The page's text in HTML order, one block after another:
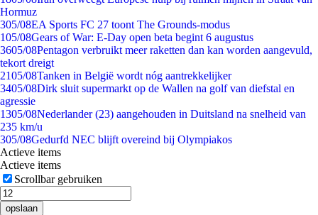
Hormuz
305/08EA Sports FC 27 toont The Grounds-modus
105/08Gears of War: E-Day open beta begint 6 augustus
3605/08Pentagon verbruikt meer raketten dan kan worden aangevuld,
tekort dreigt
2105/08Tanken in België wordt nóg aantrekkelijker
3405/08Dirk sluit supermarkt op de Wallen na golf van diefstal en
agressie
1305/08Nederlander (23) aangehouden in Duitsland na snelheid van
235 km/u
305/08Gedurfd NEC blijft overeind bij Olympiakos
Actieve items
Actieve items
Scrollbar gebruiken
opslaan